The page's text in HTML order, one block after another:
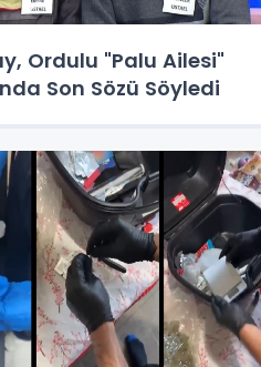
Ordulu "Palu Ailesi"
Son Sözü Söyledi